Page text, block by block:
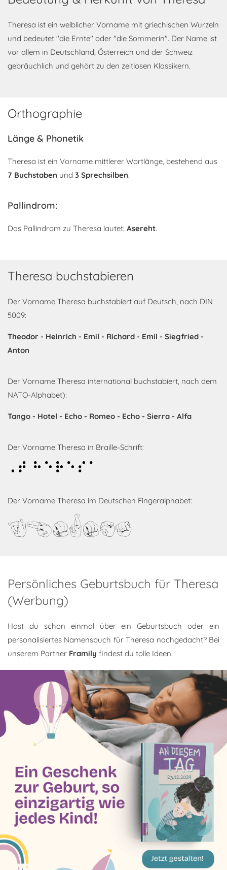
Theresa ist ein weiblicher Vorname mit griechischen Wurzeln
und bedeutet "die Ernte" oder "die Sommerin". Der Name ist
vor allem in Deutschland, Österreich und der Schweiz
gebräuchlich und gehört zu den zeitlosen Klassikern.
Orthographie
Länge & Phonetik
Theresa ist ein Vorname mittlerer Wortlänge, bestehend aus
7 Buchstaben und 3 Sprechsilben.
Pallindrom:
Das Pallindrom zu Theresa lautet: Asereht.
Theresa buchstabieren
Der Vorname Theresa buchstabiert auf Deutsch, nach DIN
5009:
Theodor - Heinrich - Emil - Richard - Emil - Siegfried -
Anton
Der Vorname Theresa international buchstabiert, nach dem
NATO-Alphabet):
Tango - Hotel - Echo - Romeo - Echo - Sierra - Alfa
Der Vorname Theresa in Braille-Schrift:
Theresa
Der Vorname Theresa im Deutschen Fingeralphabet:
Theresa
Persönliches Geburtsbuch für Theresa
(Werbung)
Hast du schon einmal über ein Geburtsbuch oder ein
personalisiertes Namensbuch für Theresa nachgedacht? Bei
unserem Partner Framily findest du tolle Ideen.